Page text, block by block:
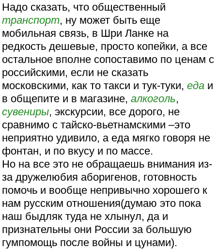
Надо сказать, что общественный
транспорт, ну может быть еще
мобильная связь, в Шри Ланке на
редкость дешевые, просто копейки, а все
остальное вполне сопоставимо по ценам с
российскими, если не сказать
московскими, как то такси и тук-туки,еда и
в общепите и в магазине,алкоголь,
сувениры, экскурсии, все дорого, не
сравнимо с тайско-вьетнамскими –это
неприятно удивило, а еда мягко говоря не
фонтан, и по вкусу и по массе.
Но на все это не обращаешь внимания из-
за дружелюбия аборигенов, готовность
помочь и вообще непривычно хорошего к
нам русским отношения(думаю это пока
наш быдляк туда не хлынул, да и
признательны они России за большую
гумпомощь после войны и цунами).